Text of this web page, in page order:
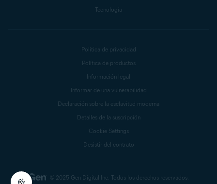
Tecnología
© 2025 Gen Digital Inc. Todos los derechos reservados.
Política de privacidad
Política de productos
Información legal
Informar de una vulnerabilidad
Declaración sobre la esclavitud moderna
Detalles de la suscripción
Cookie Settings
Desistir del contrato